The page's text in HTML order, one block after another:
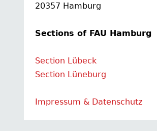
20357 Hamburg
Sections of FAU Hamburg
Section Lübeck
Section Lüneburg
Impressum & Datenschutz